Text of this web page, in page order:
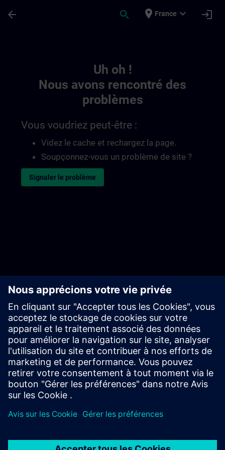
arrow_back search place France expand_more login
Uh oh !
Nous avons rencontré des
problèmes
Vous voudriez peut-être :
Videz le cache et rechargez la page.
Soupçonnez-vous un problème de site ?
Signaler le problème